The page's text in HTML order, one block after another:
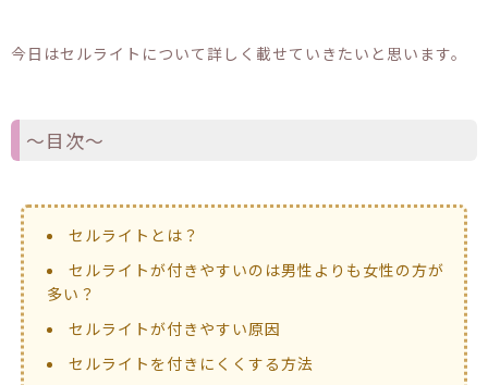
今日はセルライトについて詳しく載せていきたいと思います。
〜目次〜
セルライトとは？
セルライトが付きやすいのは男性よりも女性の方が
多い？
セルライトが付きやすい原因
セルライトを付きにくくする方法